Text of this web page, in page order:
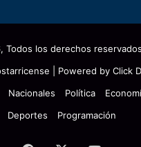
Todos los derechos
| Powered by Click
Nacionales Política
Deportes
Programación